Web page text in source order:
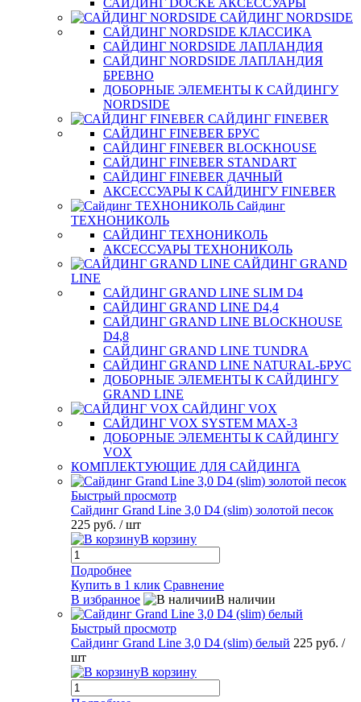
САЙДИНГ DOCKE АКСЕССУАРЫ
САЙДИНГ NORDSIDE
САЙДИНГ NORDSIDE КЛАССИКА
САЙДИНГ NORDSIDE ЛАПЛАНДИЯ
САЙДИНГ NORDSIDE ЛАПЛАНДИЯ
БРЕВНО
ДОБОРНЫЕ ЭЛЕМЕНТЫ К САЙДИНГУ
NORDSIDE
САЙДИНГ FINEBER
САЙДИНГ FINEBER БРУС
САЙДИНГ FINEBER BLOCKHOUSE
САЙДИНГ FINEBER STANDART
САЙДИНГ FINEBER ДАЧНЫЙ
АКСЕССУАРЫ К САЙДИНГУ FINEBER
Сайдинг
ТЕХНОНИКОЛЬ
САЙДИНГ ТЕХНОНИКОЛЬ
АКСЕССУАРЫ ТЕХНОНИКОЛЬ
САЙДИНГ GRAND
LINE
САЙДИНГ GRAND LINE SLIM D4
САЙДИНГ GRAND LINE D4,4
САЙДИНГ GRAND LINE BLOCKHOUSE
D4,8
САЙДИНГ GRAND LINE TUNDRA
САЙДИНГ GRAND LINE NATURAL-БРУС
ДОБОРНЫЕ ЭЛЕМЕНТЫ К САЙДИНГУ
GRAND LINE
САЙДИНГ VOX
САЙДИНГ VOX SYSTEM MAX-3
ДОБОРНЫЕ ЭЛЕМЕНТЫ К САЙДИНГУ
VOX
КОМПЛЕКТУЮЩИЕ ДЛЯ САЙДИНГА
Быстрый просмотр
Сайдинг Grand Line 3,0 D4 (slim) золотой песок
225 руб. / шт
В корзину
Подробнее
Купить в 1 клик Сравнение
В избранное
В наличии
Быстрый просмотр
Сайдинг Grand Line 3,0 D4 (slim) белый 225 руб. /
шт
В корзину